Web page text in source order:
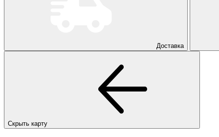
Доставка
Скрыть карту